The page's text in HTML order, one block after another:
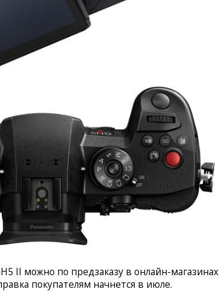
II можно по предзаказу в онлайн-магазинах
покупателям начнется в июле.